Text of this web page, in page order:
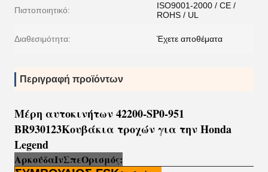
Πιστοποιητικό:
ISO9001-2000 / CE /
ROHS / UL
Διαθεσιμότητα: Έχετε αποθέματα
Περιγραφή προϊόντων
Μέρη αυτοκινήτων 42200-SP0-951
BR930123Κουβάκια τροχών για την Honda
Legend
ΑρκούδαΙνΣπεΟρισμός: